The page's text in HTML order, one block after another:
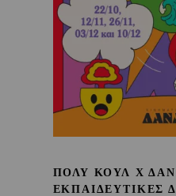
ΠΟΛΥ ΚΟΥΛ Χ
ΕΚΠΑΙΔΕΥΤΙΚΕΣ